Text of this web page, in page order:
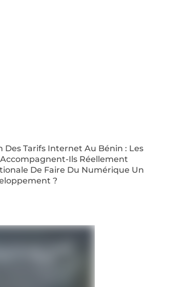
Tarifs Internet Au Bénin : Les
Accompagnent-Ils Réellement
De Faire Du Numérique Un
?